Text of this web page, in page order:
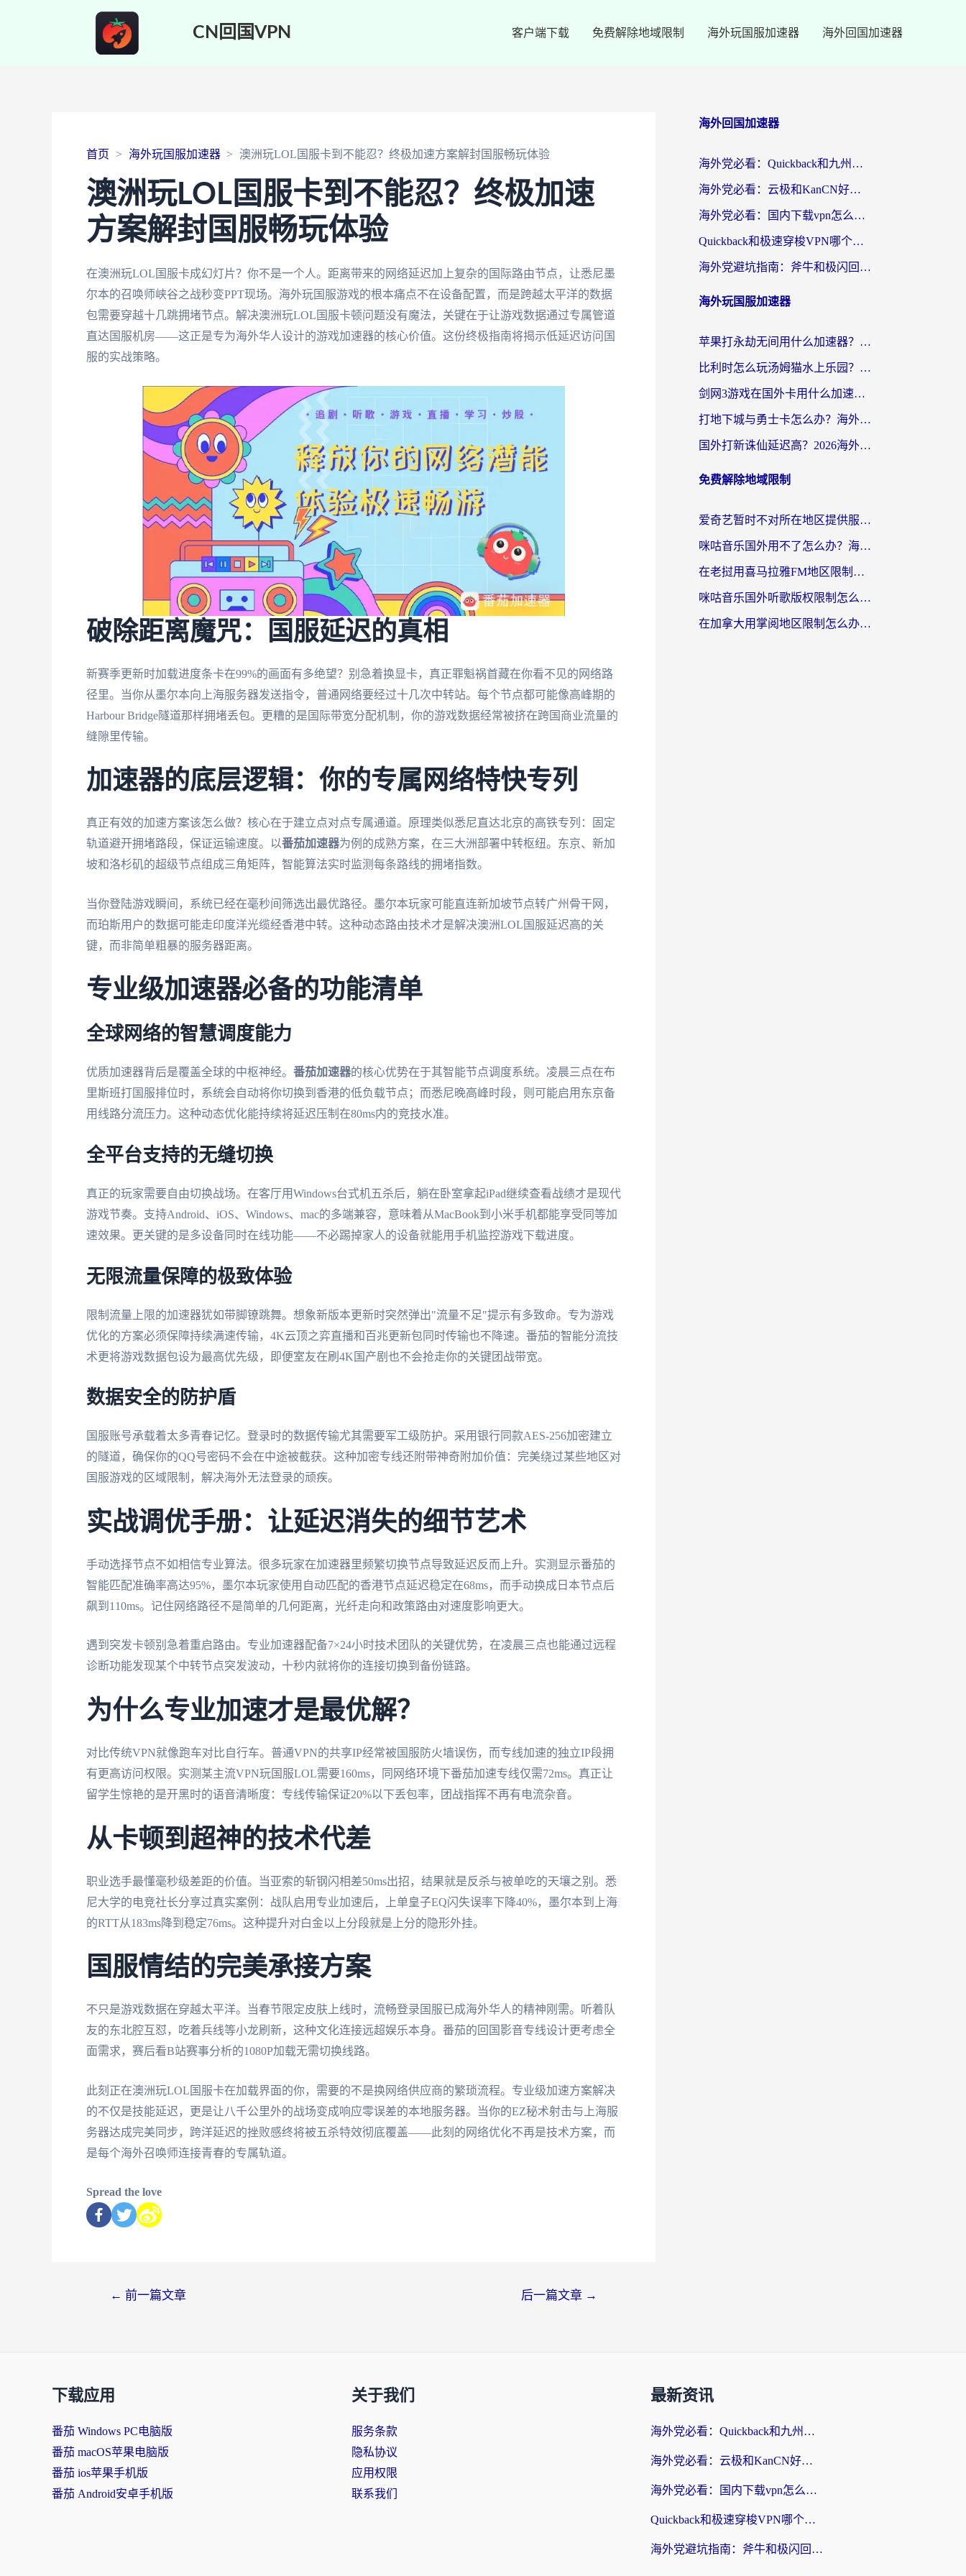
CN回国VPN 客户端下载 免费解除地域限制 海外玩国服加速器 海外回国加速器
首页 海外玩国服加速器 澳洲玩LOL国服卡到不能忍？终极加速方案解封国服畅玩体验
澳洲玩LOL国服卡到不能忍？终极加速
方案解封国服畅玩体验
在澳洲玩LOL国服卡成幻灯片？你不是一个人。距离带来的网络延迟加上复杂的国际路由节点，让悉尼墨
尔本的召唤师峡谷之战秒变PPT现场。海外玩国服游戏的根本痛点不在设备配置，而是跨越太平洋的数据
包需要穿越十几跳拥堵节点。解决澳洲玩LOL国服卡顿问题没有魔法，关键在于让游戏数据通过专属管道
直达国服机房——这正是专为海外华人设计的游戏加速器的核心价值。这份终极指南将揭示低延迟访问国
服的实战策略。
破除距离魔咒：国服延迟的真相
新赛季更新时加载进度条卡在99%的画面有多绝望？别急着换显卡，真正罪魁祸首藏在你看不见的网络路
径里。当你从墨尔本向上海服务器发送指令，普通网络要经过十几次中转站。每个节点都可能像高峰期的
Harbour Bridge隧道那样拥堵丢包。更糟的是国际带宽分配机制，你的游戏数据经常被挤在跨国商业流量的
缝隙里传输。
加速器的底层逻辑：你的专属网络特快专列
真正有效的加速方案该怎么做？核心在于建立点对点专属通道。原理类似悉尼直达北京的高铁专列：固定
轨道避开拥堵路段，保证运输速度。以番茄加速器为例的成熟方案，在三大洲部署中转枢纽。东京、新加
坡和洛杉矶的超级节点组成三角矩阵，智能算法实时监测每条路线的拥堵指数。
当你登陆游戏瞬间，系统已经在毫秒间筛选出最优路径。墨尔本玩家可能直连新加坡节点转广州骨干网，
而珀斯用户的数据可能走印度洋光缆经香港中转。这种动态路由技术才是解决澳洲LOL国服延迟高的关
键，而非简单粗暴的服务器距离。
专业级加速器必备的功能清单
全球网络的智慧调度能力
优质加速器背后是覆盖全球的中枢神经。 番茄加速器的核心优势在于其智能节点调度系统。凌晨三点在布
里斯班打国服排位时，系统会自动将你切换到香港的低负载节点；而悉尼晚高峰时段，则可能启用东京备
用线路分流压力。这种动态优化能持续将延迟压制在80ms内的竞技水准。
全平台支持的无缝切换
真正的玩家需要自由切换战场。在客厅用Windows台式机五杀后，躺在卧室拿起iPad继续查看战绩才是现代
游戏节奏。支持Android、iOS、Windows、mac的多端兼容，意味着从MacBook到小米手机都能享受同等加
速效果。更关键的是多设备同时在线功能——不必踢掉家人的设备就能用手机监控游戏下载进度。
无限流量保障的极致体验
限制流量上限的加速器犹如带脚镣跳舞。想象新版本更新时突然弹出"流量不足"提示有多致命。专为游戏
优化的方案必须保障持续满速传输，4K云顶之弈直播和百兆更新包同时传输也不降速。番茄的智能分流技
术更将游戏数据包设为最高优先级，即便室友在刷4K国产剧也不会抢走你的关键团战带宽。
数据安全的防护盾
国服账号承载着太多青春记忆。登录时的数据传输尤其需要军工级防护。采用银行同款AES-256加密建立
的隧道，确保你的QQ号密码不会在中途被截获。这种加密专线还附带神奇附加价值：完美绕过某些地区对
国服游戏的区域限制，解决海外无法登录的顽疾。
实战调优手册：让延迟消失的细节艺术
手动选择节点不如相信专业算法。很多玩家在加速器里频繁切换节点导致延迟反而上升。实测显示番茄的
智能匹配准确率高达95%，墨尔本玩家使用自动匹配的香港节点延迟稳定在68ms，而手动换成日本节点后
飙到110ms。记住网络路径不是简单的几何距离，光纤走向和政策路由对速度影响更大。
遇到突发卡顿别急着重启路由。专业加速器配备7×24小时技术团队的关键优势，在凌晨三点也能通过远程
诊断功能发现某个中转节点突发波动，十秒内就将你的连接切换到备份链路。
为什么专业加速才是最优解？
对比传统VPN就像跑车对比自行车。普通VPN的共享IP经常被国服防火墙误伤，而专线加速的独立IP段拥
有更高访问权限。实测某主流VPN玩国服LOL需要160ms，同网络环境下番茄加速专线仅需72ms。真正让
留学生惊艳的是开黑时的语音清晰度：专线传输保证20%以下丢包率，团战指挥不再有电流杂音。
从卡顿到超神的技术代差
职业选手最懂毫秒级差距的价值。当亚索的斩钢闪相差50ms出招，结果就是反杀与被单吃的天壤之别。悉
尼大学的电竞社长分享过真实案例：战队启用专业加速后，上单皇子EQ闪失误率下降40%，墨尔本到上海
的RTT从183ms降到稳定76ms。这种提升对白金以上分段就是上分的隐形外挂。
国服情结的完美承接方案
不只是游戏数据在穿越太平洋。当春节限定皮肤上线时，流畅登录国服已成海外华人的精神刚需。听着队
友的东北腔互怼，吃着兵线等小龙刷新，这种文化连接远超娱乐本身。番茄的回国影音专线设计更考虑全
面需求，赛后看B站赛事分析的1080P加载无需切换线路。
此刻正在澳洲玩LOL国服卡在加载界面的你，需要的不是换网络供应商的繁琐流程。专业级加速方案解决
的不仅是技能延迟，更是让八千公里外的战场变成响应零误差的本地服务器。当你的EZ秘术射击与上海服
务器达成完美同步，跨洋延迟的挫败感终将被五杀特效彻底覆盖——此刻的网络优化不再是技术方案，而
是每个海外召唤师连接青春的专属轨道。
Spread the love
← 前一篇文章 后一篇文章 →
海外回国加速器
海外党必看：Quickback和九州连好用吗？3步选对回国加速器实现无缝刷国内资源
海外党必看：云极和KanCN好用吗？3招教你选对回国加速器（附免费VPN避坑指南）
海外党必看：国内下载vpn怎么选？教你无缝访问国内资源的实用指南
Quickback和极速穿梭VPN哪个好？海外党亲测3招选对回国加速器，看这篇就够了
海外党避坑指南：斧牛和极闪回国好用吗？选对加速器才能无缝刷剧玩游戏
海外玩国服加速器
苹果打永劫无间用什么加速器？海外玩家亲测有效的国服游戏加速指南
比利时怎么玩汤姆猫水上乐园？海外党国服游戏加速终极指南（附无畏契约食之契约解决办法）
剑网3游戏在国外卡用什么加速器好？海外党亲测有效的国服游戏加速指南
打地下城与勇士卡怎么办？海外党国服游戏加速终极指南（附北美欧洲实测）
国外打新诛仙延迟高？2026海外玩家国服游戏加速器终极指南（附天龙八部闪耀暖暖实测）
免费解除地域限制
爱奇艺暂时不对所在地区提供服务怎么办？海外党亲测有效的追剧解决方案
咪咕音乐国外用不了怎么办？海外党必备的国内内容访问全攻略
在老挝用喜马拉雅FM地区限制怎么办？海外党亲测有效的回国加速方案
咪咕音乐国外听歌版权限制怎么解除啊？海外党亲测有效的回国加速方案
在加拿大用掌阅地区限制怎么办？3个实用技巧帮你轻松解决（附海外华人必备工具）
下载应用
番茄 Windows PC电脑版
番茄 macOS苹果电脑版
番茄 ios苹果手机版
番茄 Android安卓手机版
关于我们
服务条款
隐私协议
应用权限
联系我们
最新资讯
海外党必看：Quickback和九州连好用吗？3步选对回国加速器实现无缝刷国内资源
海外党必看：云极和KanCN好用吗？3招教你选对回国加速器（附免费VPN避坑指南）
海外党必看：国内下载vpn怎么选？教你无缝访问国内资源的实用指南
Quickback和极速穿梭VPN哪个好？海外党亲测3招选对回国加速器，看这篇就够了
海外党避坑指南：斧牛和极闪回国好用吗？选对加速器才能无缝刷剧玩游戏